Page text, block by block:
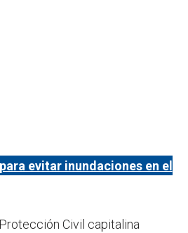
evitar inundaciones en el
Civil capitalina